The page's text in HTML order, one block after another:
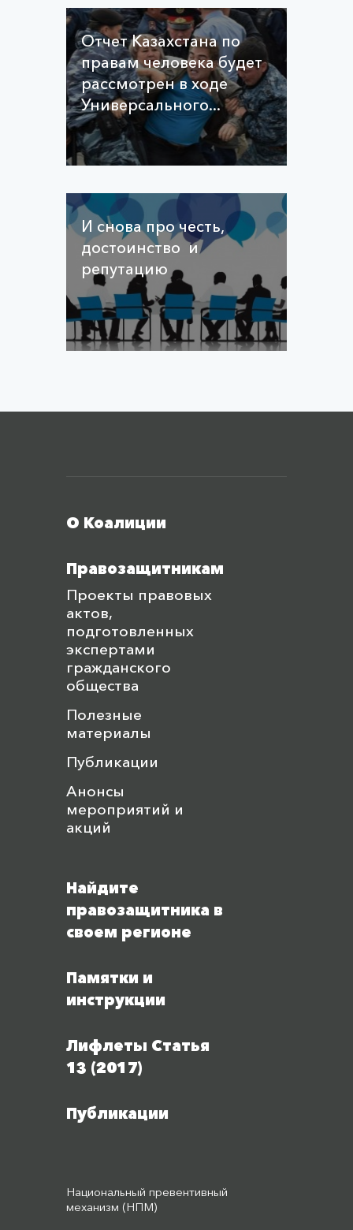
Отчет Казахстана по
правам человека будет
рассмотрен в ходе
Универсального...
И снова про честь,
достоинство и
репутацию
О Коалиции
Правозащитникам
Проекты правовых
актов,
подготовленных
экспертами
гражданского
общества
Полезные
материалы
Публикации
Анонсы
мероприятий и
акций
Найдите
правозащитника в
своем регионе
Памятки и
инструкции
Лифлеты Статья
13 (2017)
Публикации
Национальный превентивный
механизм (НПМ)